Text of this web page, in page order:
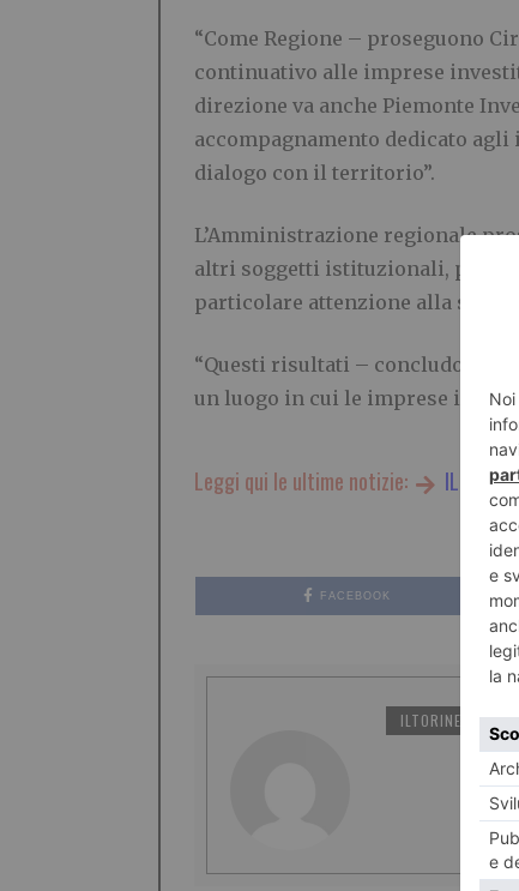
“Come Regione – proseguono
continuativo alle imprese
direzione va anche Piemonte
accompagnamento dedicato
dialogo con il territorio”.
L’Amministrazione regionale
altri soggetti istituzionali, per
particolare attenzione alla
“Questi risultati – concludono
un luogo in cui le imprese
Leggi qui le ultime notizie: IL
FACEBOOK
ILTORINESE